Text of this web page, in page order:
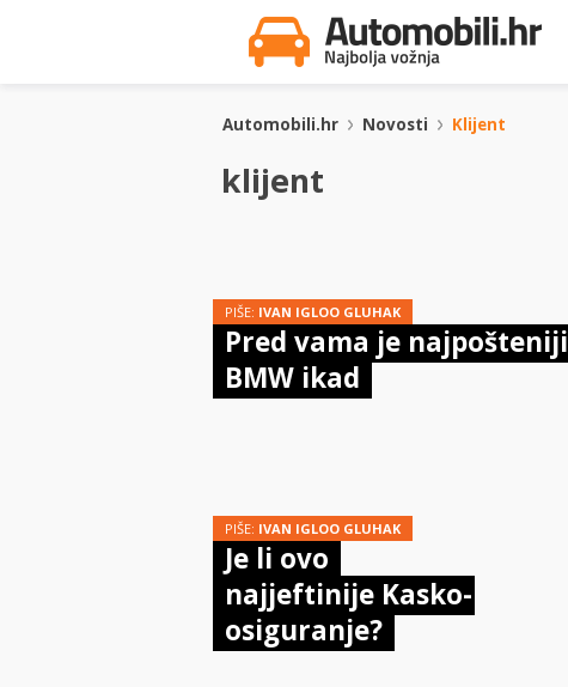
Automobili.hr Novosti Klijent
klijent
PIŠE: IVAN IGLOO GLUHAK
Pred vama je najpošteniji
BMW ikad
PIŠE: IVAN IGLOO GLUHAK
Je li ovo
najjeftinije Kasko-
osiguranje?